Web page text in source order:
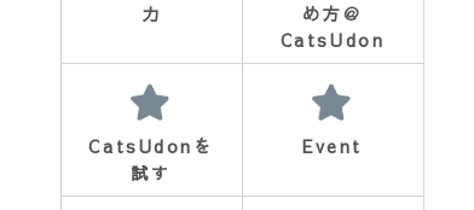
力
め方＠
CatsUdon
CatsUdonを
試す
Event